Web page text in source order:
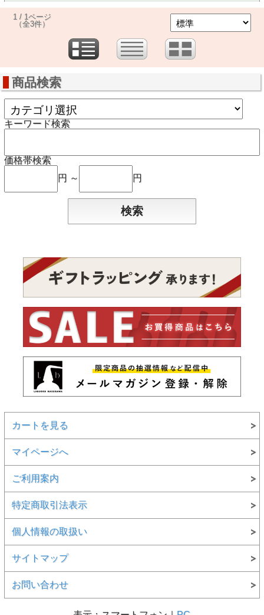
1 / 1ページ
（全3件）
商品検索
キーワード検索
価格帯検索
円 ～
円
カートを見る
マイページへ
ご利用案内
特定商取引法表示
個人情報の取扱い
サイトマップ
お問い合わせ